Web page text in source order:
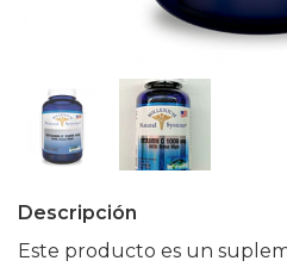
Descripción
Este producto es un